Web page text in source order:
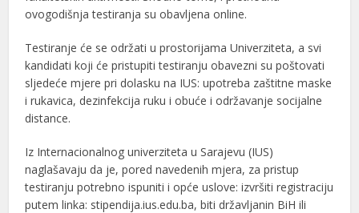
ovogodišnja testiranja su obavljena online.
Testiranje će se održati u prostorijama Univerziteta, a svi
kandidati koji će pristupiti testiranju obavezni su poštovati
sljedeće mjere pri dolasku na IUS: upotreba zaštitne maske
i rukavica, dezinfekcija ruku i obuće i održavanje socijalne
distance.
Iz Internacionalnog univerziteta u Sarajevu (IUS)
naglašavaju da je, pored navedenih mjera, za pristup
testiranju potrebno ispuniti i opće uslove: izvršiti registraciju
putem linka: stipendija.ius.edu.ba, biti državljanin BiH ili